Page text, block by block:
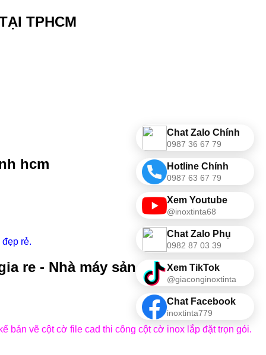
Chat Zalo Chính
0987 36 67 79
Hotline Chính
0987 63 67 79
Xem Youtube
@inoxtinta68
Chat Zalo Phụ
0982 87 03 39
Xem TikTok
@giaconginoxtinta
Chat Facebook
inoxtinta779
TPHCM
hcm
rẻ.
re - Nhà máy sản xuất
bản vẽ cột cờ file cad thi công cột cờ inox lắp đặt trọn gói.